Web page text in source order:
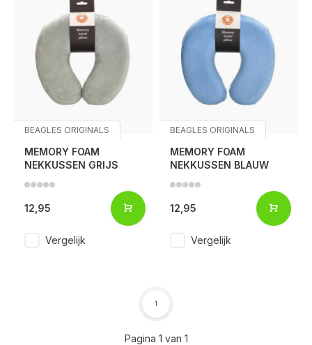
BEAGLES ORIGINALS
MEMORY FOAM
NEKKUSSEN GRIJS
12,95
Vergelijk
BEAGLES ORIGINALS
MEMORY FOAM
NEKKUSSEN BLAUW
12,95
Vergelijk
Pagina 1 van 1
1